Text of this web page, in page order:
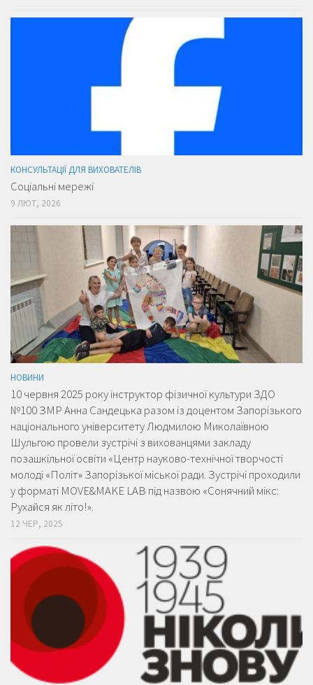
КОНСУЛЬТАЦІЇ ДЛЯ ВИХОВАТЕЛІВ
Соціальні мережі
9 ЛЮТ, 2026
НОВИНИ
10 червня 2025 року інструктор фізичної культури ЗДО
№100 ЗМР Анна Сандецька разом із доцентом Запорізького
національного університету Людмилою Миколаївною
Шульгою провели зустрічі з вихованцями закладу
позашкільної освіти «Центр науково-технічної творчості
молоді «Політ» Запорізької міської ради. Зустрічі проходили
у форматі MOVE&MAKE LAB під назвою «Сонячний мікс:
Рухайся як літо!».
12 ЧЕР, 2025